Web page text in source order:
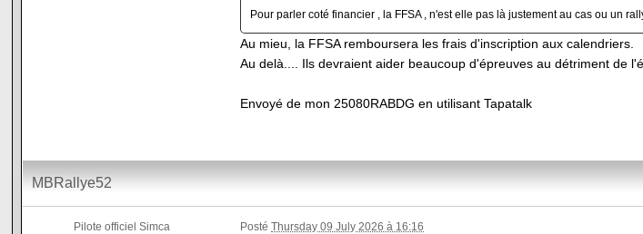
Pour parler coté financier , la FFSA , n'est elle pas là justement au cas ou un
Au mieu, la FFSA remboursera les frais d'inscription aux calendriers.
Au delà.... Ils devraient aider beaucoup d'épreuves au détriment de
Envoyé de mon 25080RABDG en utilisant Tapatalk
MBRallye52
Pilote officiel Simca PostéThursday 09 July 2026 à 16:16